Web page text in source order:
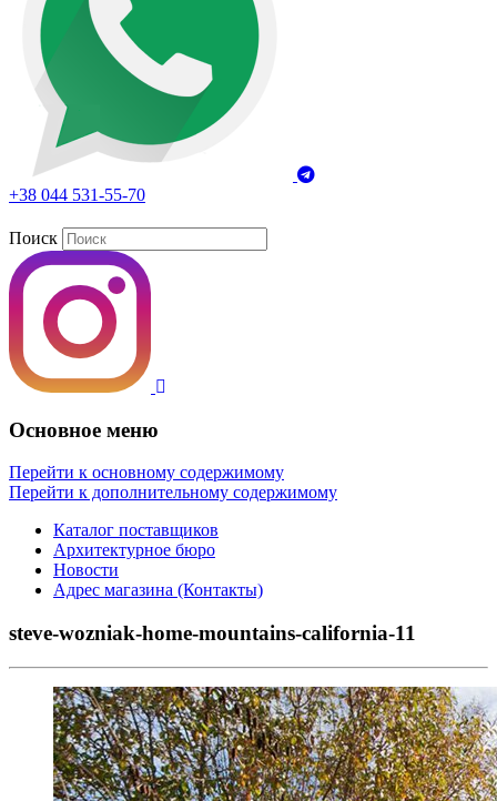
+38 044 531-55-70
Поиск
Основное меню
Перейти к основному содержимому
Перейти к дополнительному содержимому
Каталог поставщиков
Архитектурное бюро
Новости
Адрес магазина (Контакты)
steve-wozniak-home-mountains-california-11